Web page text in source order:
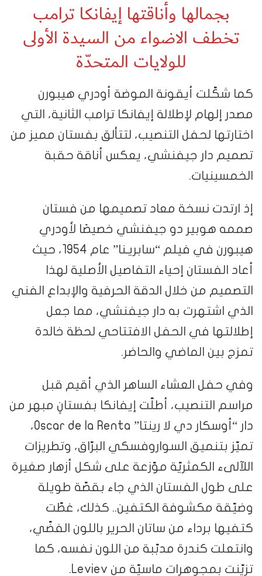
بجمالها وأناقتها إيفانكا ترامب
تخطف الاضواء من السيدة الأولى
للولايات المتحدّة
كما شكّلت أيقونة الموضة أودري هيبورن
مصدر إلهام لإطلالة إيفانكا ترامب الثانية، التي
اختارتها لحفل التنصيب، لتتألق بفستان مميز من
تصميم دار جيفنشي، يعكس أناقة حقبة
الخمسينيات.
إذ ارتدت نسخة معاد تصميمها من فستان
صممه هوبير دو جيفنشي خصيصًا لأودري
هيبورن في فيلم “سابريـنا” عام 1954، حيث
أعاد الفستان إحياء التفاصيل الأصلية لهذا
التصميم من خلال الدقة الحرفية والإبداع الفني
الذي اشتهرت به دار جيفنشي، مما جعل
إطلالتها في الحفل الافتتاحي لحظة خالدة
تمزج بين الماضي والحاضر.
وفي حفل العشاء الساهر الذي أقيم قبل
مراسم التنصيب، أطلّت إيفانكا بفستانٍ مبهر من
دار “أوسكار دي لا رينتا” Oscar de la Renta،
تميّز بتنميق السواروفسكي البرّاق، وتطريزات
اللآلىء الكمثريّة موّزعة على شكل أزهار صغيرة
على طول الفستان الذي جاء بقصّة طويلة
وضيّقة مكشوفة الكتفين.. كذلك، غطّت
كتفيها برداء من ساتان الحرير باللون الفضّي،
وانتعلت كندرة مدبّبة من اللون نفسه، كما
تزيّنت بمجوهرات ماسيّة من Leviev.